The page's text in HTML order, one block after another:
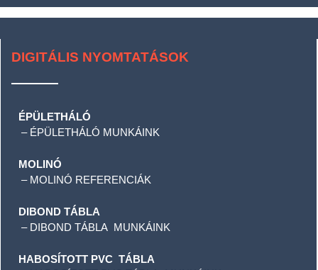
DIGITÁLIS NYOMTATÁSOK
ÉPÜLETHÁLÓ
– ÉPÜLETHÁLÓ MUNKÁINK
MOLINÓ
– MOLINÓ REFERENCIÁK
DIBOND TÁBLA
– DIBOND TÁBLA MUNKÁINK
HABOSÍTOTT PVC TÁBLA